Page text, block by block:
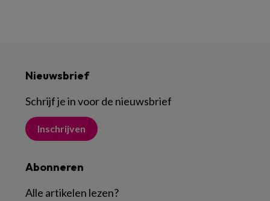
Nieuwsbrief
Schrijf je in voor de nieuwsbrief
Inschrijven
Abonneren
Alle artikelen lezen?